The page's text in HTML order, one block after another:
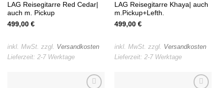
LAG Reisegitarre Red Cedar|
auch m. Pickup
499,00 €
inkl. MwSt. zzgl. Versandkosten
Lieferzeit: 2-7 Werktage
LAG Reisegitarre Khaya| auch
m.Pickup+Lefth.
499,00 €
inkl. MwSt. zzgl. Versandkosten
Lieferzeit: 2-7 Werktage